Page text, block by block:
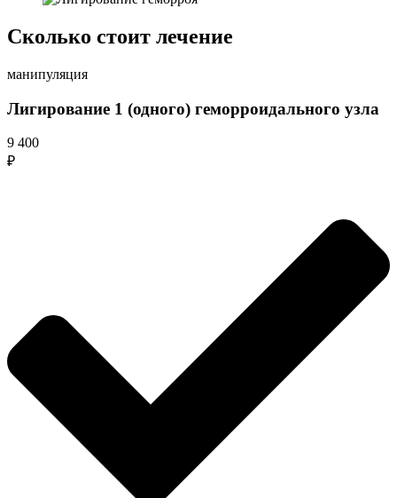
Сколько стоит лечение
манипуляция
Лигирование 1 (одного) геморроидального узла
9 400
₽